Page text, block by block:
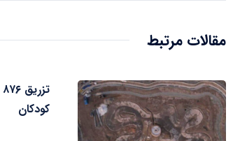
مقالات مرتبط
کودکان